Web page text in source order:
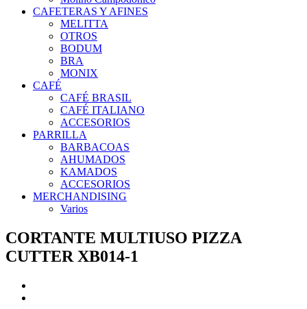
CAFETERAS Y AFINES
MELITTA
OTROS
BODUM
BRA
MONIX
CAFÉ
CAFÉ BRASIL
CAFÉ ITALIANO
ACCESORIOS
PARRILLA
BARBACOAS
AHUMADOS
KAMADOS
ACCESORIOS
MERCHANDISING
Varios
CORTANTE MULTIUSO PIZZA
CUTTER XB014-1